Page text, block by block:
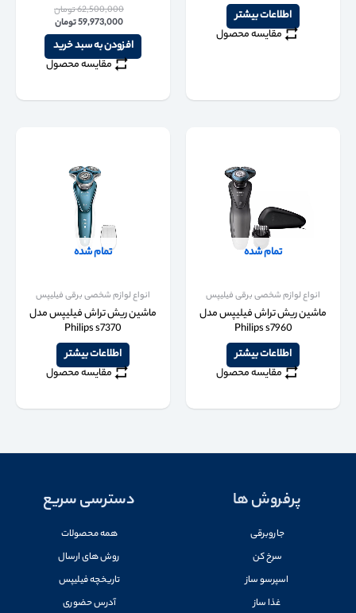
اطلاعات بیشتر
مقایسه محصول
62,500,000تومان
59,973,000تومان
افزودن به سبد خرید
مقایسه محصول
تمام شده
انواع لوازم شخصی برقی فیلیپس
ماشین ریش تراش فیلیپس مدل
Philips s7960
اطلاعات بیشتر
مقایسه محصول
تمام شده
انواع لوازم شخصی برقی فیلیپس
ماشین ریش تراش فیلیپس مدل
Philips s7370
اطلاعات بیشتر
مقایسه محصول
پرفروش ها
جاروبرقی
سرخ کن
اسپرسو ساز
غذا ساز
دسترسی سریع
همه محصولات
روش های ارسال
تاریخچه فیلیپس
آدرس حضوری